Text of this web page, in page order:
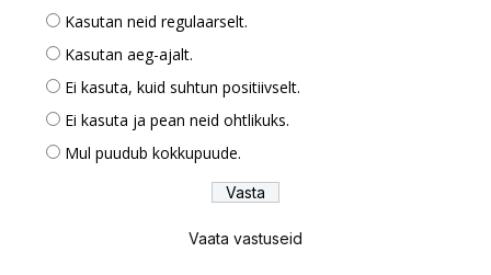
Kasutan neid regulaarselt.
Kasutan aeg-ajalt.
Ei kasuta, kuid suhtun positiivselt.
Ei kasuta ja pean neid ohtlikuks.
Mul puudub kokkupuude.
Vaata vastuseid